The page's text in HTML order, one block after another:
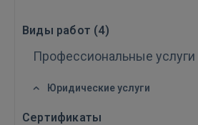
Ещё не
Виды работ (4)
Профессиональные услуги
Юридические услуги
Сертификаты